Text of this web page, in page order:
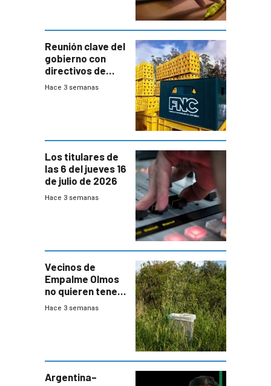
Reunión clave del
gobierno con
directivos de
Fábricas
Hace 3 semanas
Los titulares de
las 6 del jueves 16
de julio de 2026
Hace 3 semanas
Vecinos de
Empalme Olmos
no quieren tener
cerca una planta
departamental
Hace 3 semanas
Argentina–